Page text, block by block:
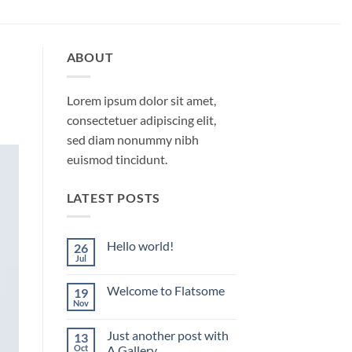
ABOUT
Lorem ipsum dolor sit amet,
consectetuer adipiscing elit,
sed diam nonummy nibh
euismod tincidunt.
LATEST POSTS
26
Jul
Hello world!
en
19
Nov
Welcome to Flatsome
en
Welcome
13
Oct
Just another post with